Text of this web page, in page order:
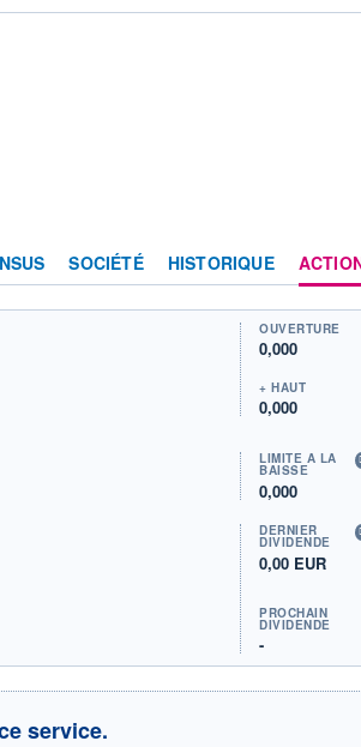
SOCIÉTÉ HISTORIQUE
OUVERTURE
0,000
+ HAUT
0,000
LIMITE À LA
BAISSE
0,000
DERNIER
DIVIDENDE
0,00 EUR
PROCHAIN
DIVIDENDE
-
service.